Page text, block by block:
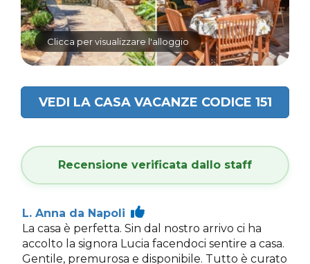
Clicca per visualizzare l'alloggio
VEDI LA CASA VACANZE CODICE 151
Recensione verificata dallo staff
L. Anna da Napoli
La casa è perfetta. Sin dal nostro arrivo ci ha
accolto la signora Lucia facendoci sentire a casa.
Gentile, premurosa e disponibile. Tutto è curato